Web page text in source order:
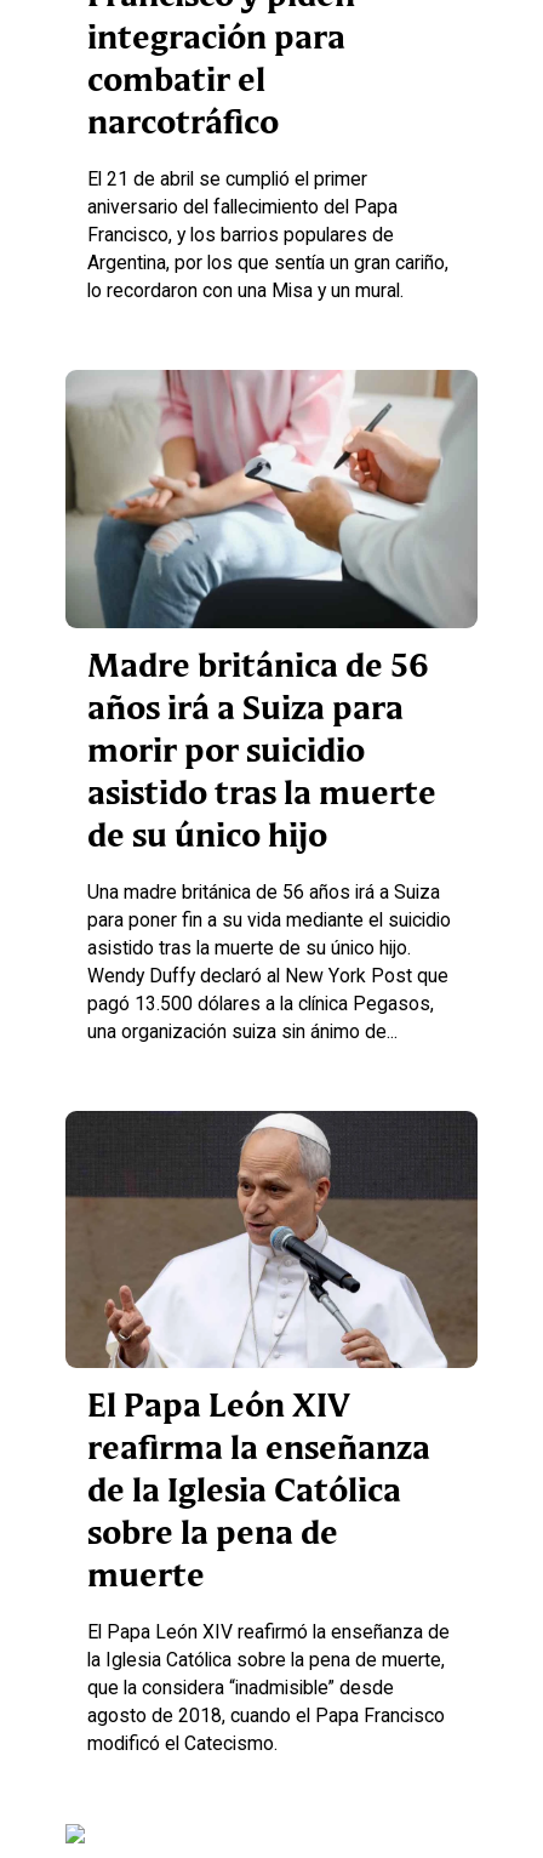
integración para
combatir el
narcotráfico
El 21 de abril se cumplió el primer
aniversario del fallecimiento del Papa
Francisco, y los barrios populares de
Argentina, por los que sentía un gran cariño,
lo recordaron con una Misa y un mural.
Madre británica de 56
años irá a Suiza para
morir por suicidio
asistido tras la muerte
de su único hijo
Una madre británica de 56 años irá a Suiza
para poner fin a su vida mediante el suicidio
asistido tras la muerte de su único hijo.
Wendy Duffy declaró al New York Post que
pagó 13.500 dólares a la clínica Pegasos,
una organización suiza sin ánimo de...
El Papa León XIV
reafirma la enseñanza
de la Iglesia Católica
sobre la pena de
muerte
El Papa León XIV reafirmó la enseñanza de
la Iglesia Católica sobre la pena de muerte,
que la considera “inadmisible” desde
agosto de 2018, cuando el Papa Francisco
modificó el Catecismo.